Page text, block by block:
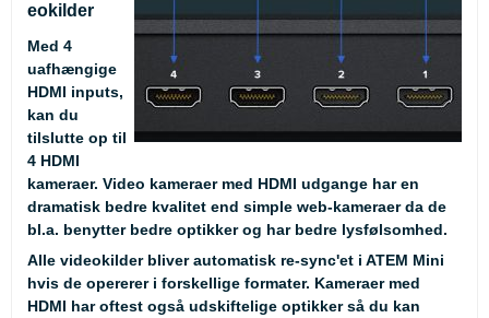
eokilder
Med 4
uafhængige
HDMI inputs,
kan du
tilslutte op til
4 HDMI
kameraer. Video kameraer med HDMI udgange har en
dramatisk bedre kvalitet end simple web-kameraer da de
bl.a. benytter bedre optikker og har bedre lysfølsomhed.
Alle videokilder bliver automatisk re-sync'et i ATEM Mini
hvis de opererer i forskellige formater. Kameraer med
HDMI har oftest også udskiftelige optikker så du kan